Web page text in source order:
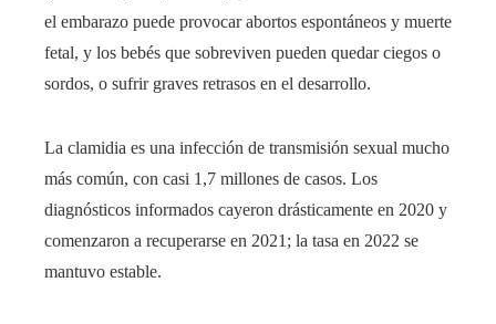
el embarazo puede provocar abortos espontáneos y muerte
fetal, y los bebés que sobreviven pueden quedar ciegos o
sordos, o sufrir graves retrasos en el desarrollo.
La clamidia es una infección de transmisión sexual mucho
más común, con casi 1,7 millones de casos. Los
diagnósticos informados cayeron drásticamente en 2020 y
comenzaron a recuperarse en 2021; la tasa en 2022 se
mantuvo estable.